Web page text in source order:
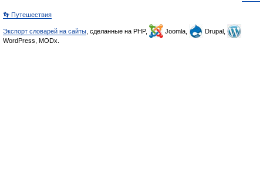
👣 Путешествия
Экспорт словарей на сайты , сделанные на PHP, Joomla,
Drupal,
WordPress, MODx.